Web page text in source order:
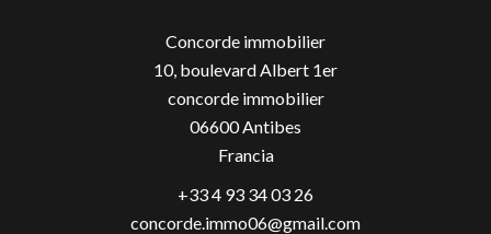
Concorde immobilier
10, boulevard Albert 1er
concorde immobilier
06600Antibes
Francia
+33 4 93 34 03 26
concorde.immo06@gmail.com